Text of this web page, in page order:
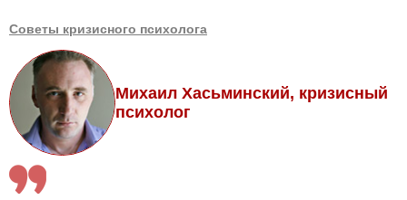
Советы кризисного психолога
Михаил Хасьминский, кризисный
психолог